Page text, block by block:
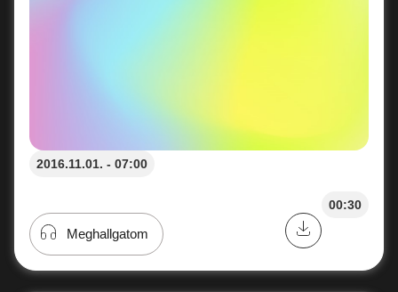
2016.11.01. - 07:00
00:30
Meghallgatom